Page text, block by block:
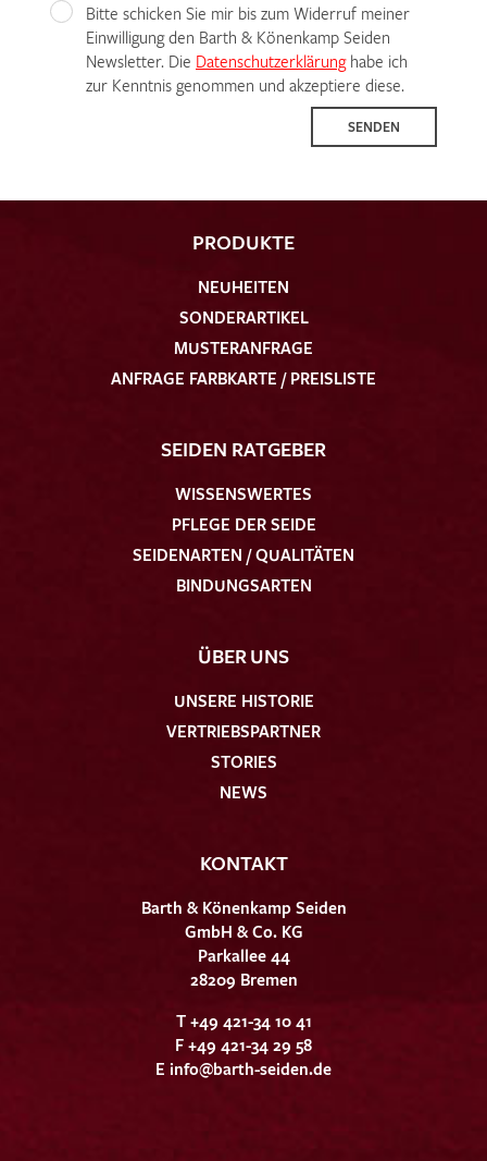
Bitte schicken Sie mir bis zum Widerruf meiner
Einwilligung den Barth & Könenkamp Seiden
Newsletter. Die Datenschutzerklärunghabe ich
zur Kenntnis genommen und akzeptiere diese.
SENDEN
PRODUKTE
NEUHEITEN
SONDERARTIKEL
MUSTERANFRAGE
ANFRAGE FARBKARTE / PREISLISTE
SEIDEN RATGEBER
WISSENSWERTES
PFLEGE DER SEIDE
SEIDENARTEN / QUALITÄTEN
BINDUNGSARTEN
ÜBER UNS
UNSERE HISTORIE
VERTRIEBSPARTNER
STORIES
NEWS
KONTAKT
Barth & Könenkamp Seiden
GmbH & Co. KG
Parkallee 44
28209 Bremen
T +49 421-34 10 41
F +49 421-34 29 58
E info@barth-seiden.de